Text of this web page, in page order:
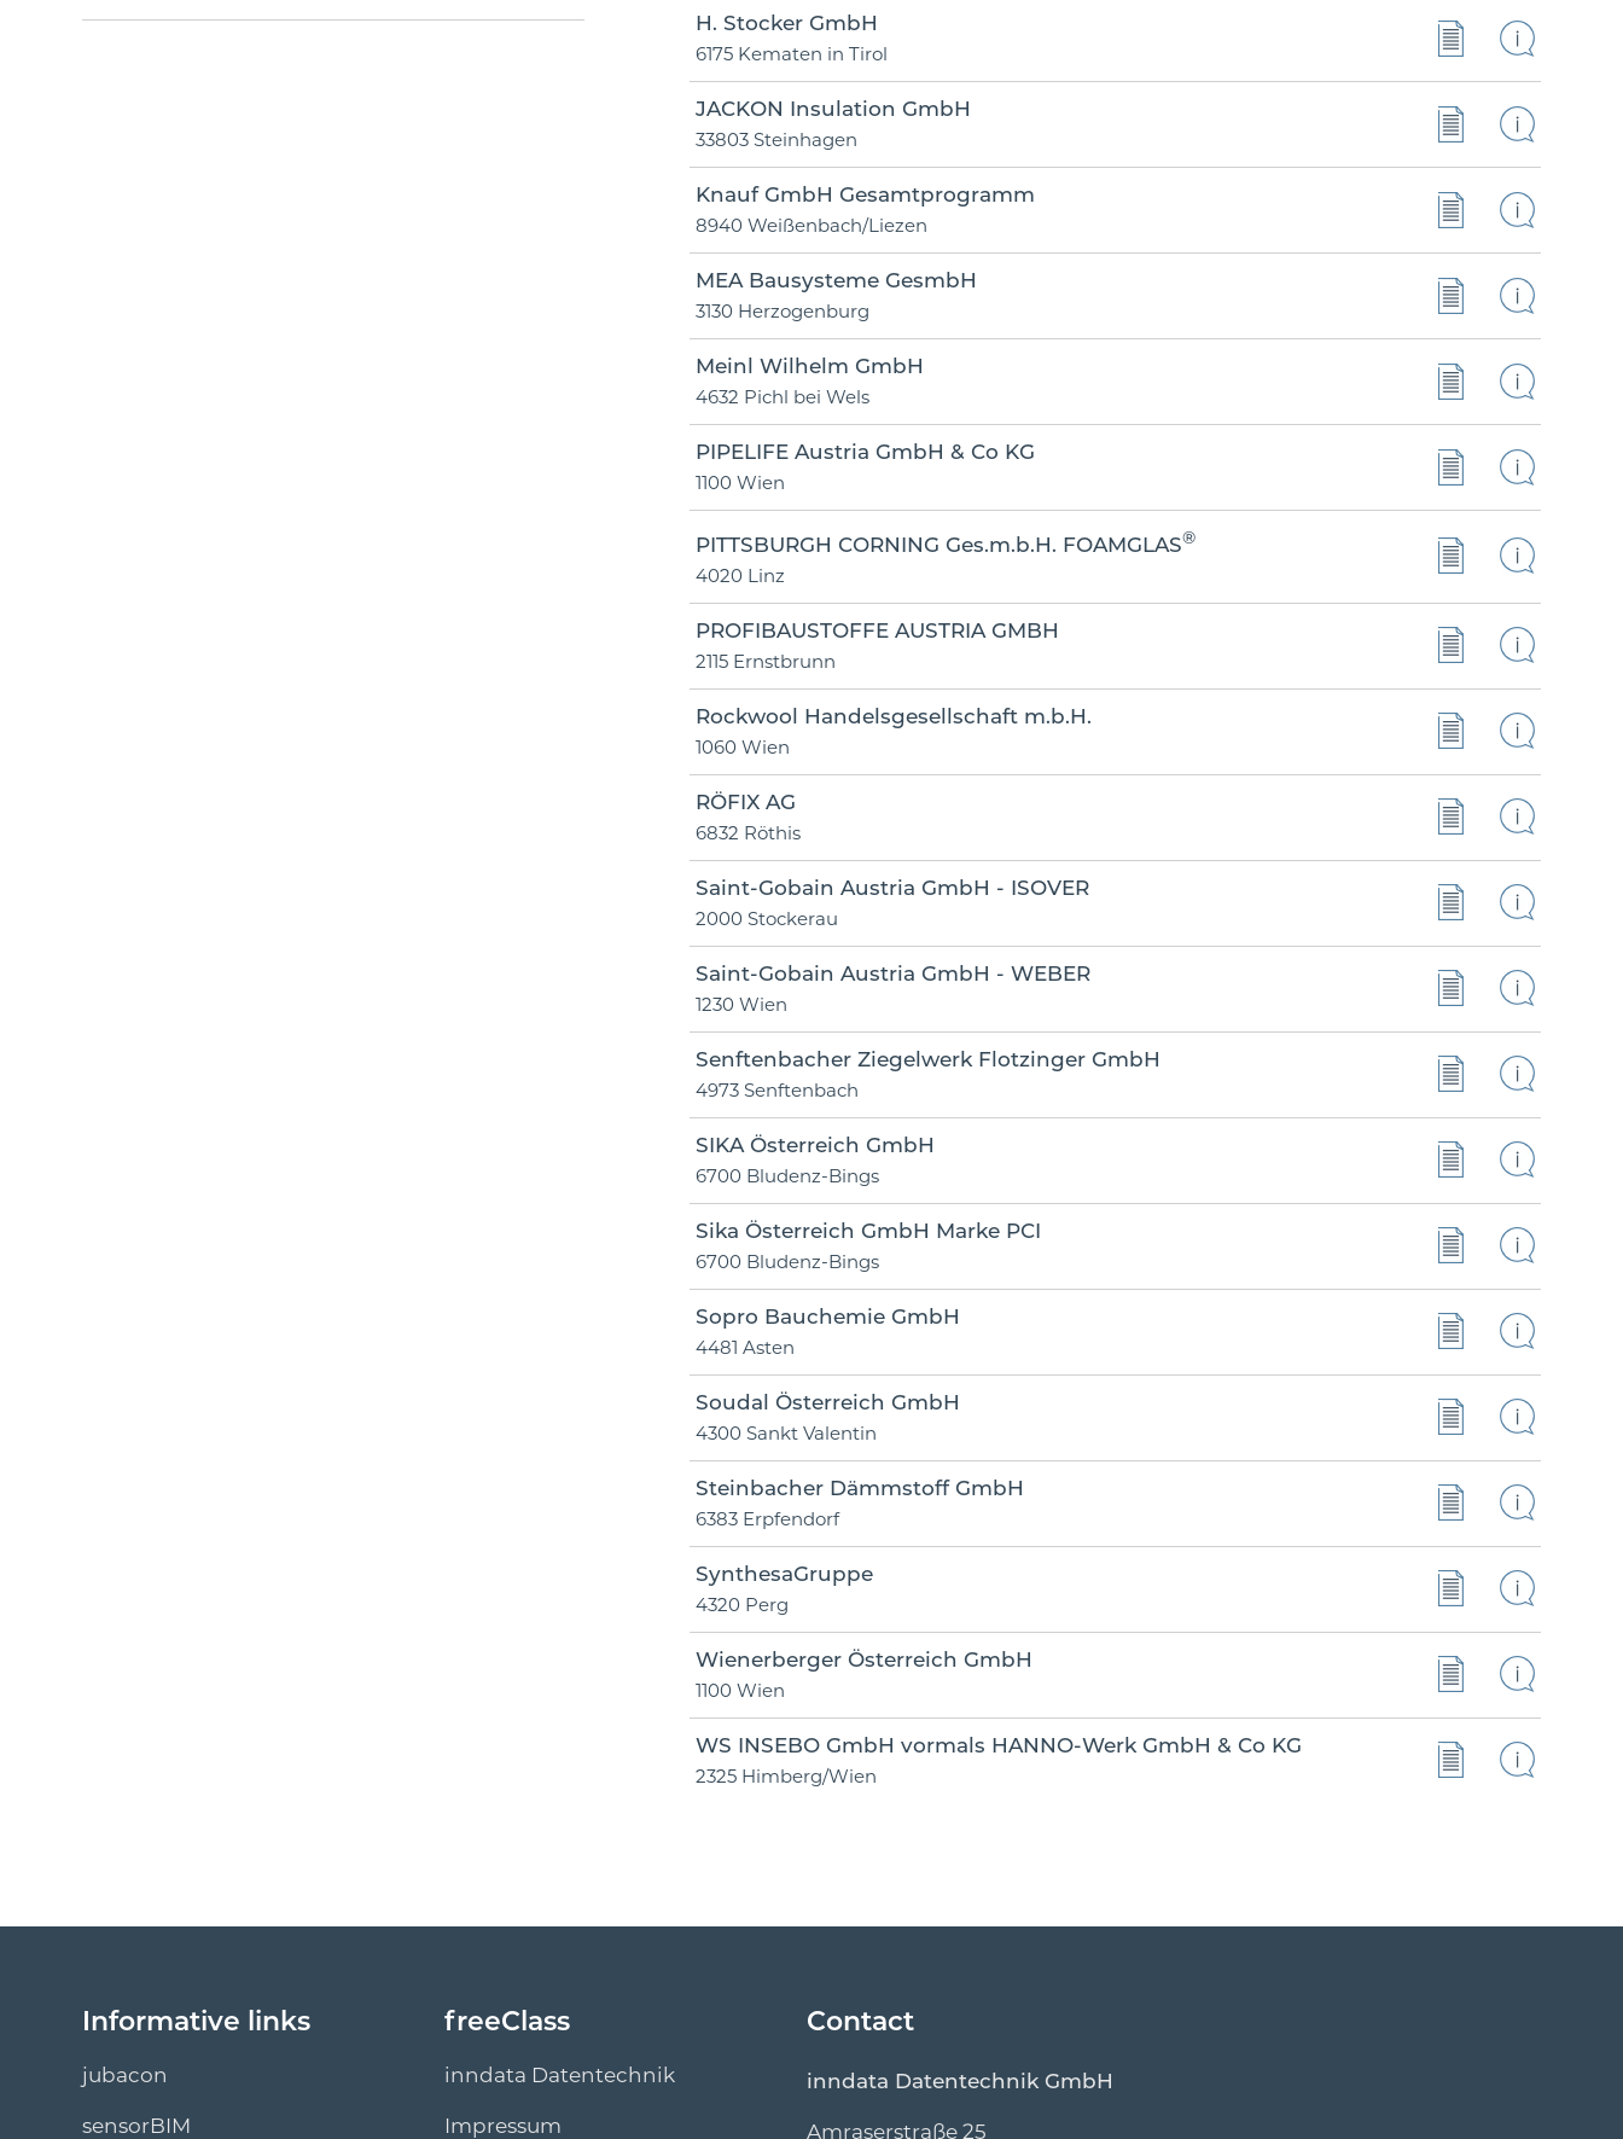
H. Stocker GmbH
6175 Kematen in Tirol
JACKON Insulation GmbH
33803 Steinhagen
Knauf GmbH Gesamtprogramm
8940 Weißenbach/Liezen
MEA Bausysteme GesmbH
3130 Herzogenburg
Meinl Wilhelm GmbH
4632 Pichl bei Wels
PIPELIFE Austria GmbH & Co KG
1100 Wien
PITTSBURGH CORNING Ges.m.b.H. FOAMGLAS®
4020 Linz
PROFIBAUSTOFFE AUSTRIA GMBH
2115 Ernstbrunn
Rockwool Handelsgesellschaft m.b.H.
1060 Wien
RÖFIX AG
6832 Röthis
Saint-Gobain Austria GmbH - ISOVER
2000 Stockerau
Saint-Gobain Austria GmbH - WEBER
1230 Wien
Senftenbacher Ziegelwerk Flotzinger GmbH
4973 Senftenbach
SIKA Österreich GmbH
6700 Bludenz-Bings
Sika Österreich GmbH Marke PCI
6700 Bludenz-Bings
Sopro Bauchemie GmbH
4481 Asten
Soudal Österreich GmbH
4300 Sankt Valentin
Steinbacher Dämmstoff GmbH
6383 Erpfendorf
SynthesaGruppe
4320 Perg
Wienerberger Österreich GmbH
1100 Wien
WS INSEBO GmbH vormals HANNO-Werk GmbH & Co KG
2325 Himberg/Wien
Informative links
jubacon
sensorBIM
freeClass
inndata Datentechnik
Impressum
Contact
inndata Datentechnik GmbH
Amraserstraße 25